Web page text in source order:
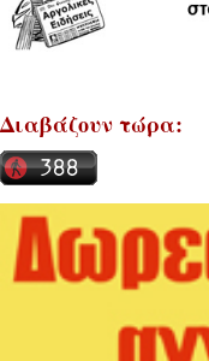
Διαβάζουν τώρα: